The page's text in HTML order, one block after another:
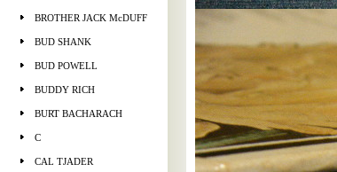
BROTHER JACK McDUFF
BUD SHANK
BUD POWELL
BUDDY RICH
BURT BACHARACH
C
CAL TJADER